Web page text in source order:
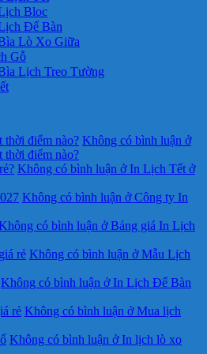
Bloc
Để Bàn
Lò Xo Giữa
Gỗ
Lịch Treo Tường
thời điểm nào? Không có bình luận ở
thời điểm nào?
Không có bình luận ở In Lịch Tết ở
Không có bình luận ở Công ty In
có bình luận ở Bảng giá In Lịch
rẻ Không có bình luận ở Mẫu Lịch
Không có bình luận ở In Lịch Để Bàn
rẻ Không có bình luận ở Mua lịch
Không có bình luận ở In lịch lò xo